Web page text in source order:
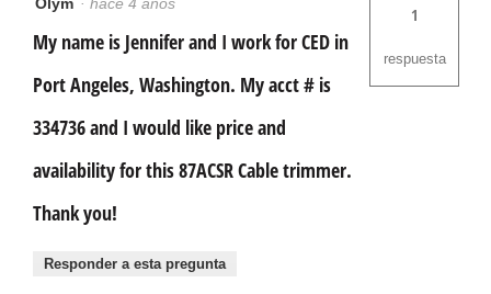
My name is Jennifer and I work for CED in
Port Angeles, Washington. My acct # is
334736 and I would like price and
availability for this 87ACSR Cable trimmer.
Thank you!
1
respuesta
Responder a esta pregunta